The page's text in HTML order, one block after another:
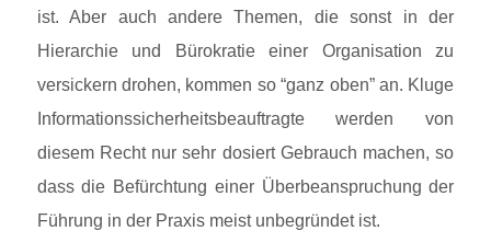
ist. Aber auch andere Themen, die sonst in der
Hierarchie und Bürokratie einer Organisation zu
versickern drohen, kommen so “ganz oben” an. Kluge
Informationssicherheitsbeauftragte werden von
diesem Recht nur sehr dosiert Gebrauch machen, so
dass die Befürchtung einer Überbeanspruchung der
Führung in der Praxis meist unbegründet ist.